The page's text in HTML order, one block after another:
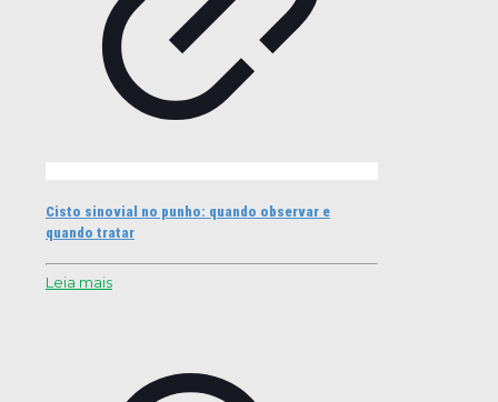
Cisto sinovial no punho: quando observar e
quando tratar
Leia mais